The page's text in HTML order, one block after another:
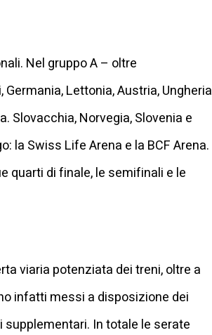
Nel gruppo A – oltre
Lettonia, Austria, Ungheria
Slovacchia, Norvegia, Slovenia e
la Swiss Life Arena e la BCF Arena.
quarti di finale, le semifinali e le
viaria potenziata dei treni, oltre a
infatti messi a disposizione dei
In totale le serate